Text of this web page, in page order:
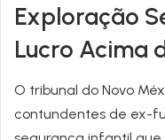
Exploração
Lucro Acima
O tribunal do Novo
contundentes de ex-